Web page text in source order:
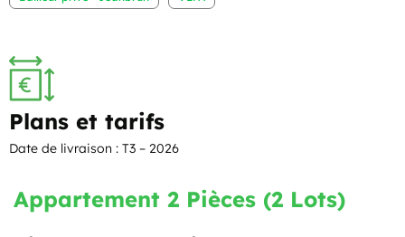
Plans et tarifs
Date de livraison : T3 – 2026
Appartement 2 Pièces (2 Lots)